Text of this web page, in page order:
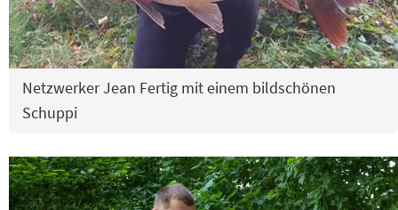
Netzwerker Jean Fertig mit einem bildschönen
Schuppi